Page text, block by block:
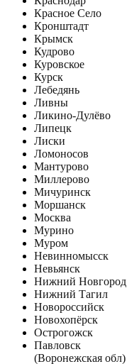
Красное Село
Кронштадт
Крымск
Кудрово
Куровское
Курск
Лебедянь
Ливны
Ликино-Дулёво
Липецк
Лиски
Ломоносов
Мантурово
Миллерово
Мичуринск
Моршанск
Москва
Мурино
Муром
Невинномысск
Невьянск
Нижний Новгород
Нижний Тагил
Новороссийск
Новохопёрск
Острогожск
Павловск
(Воронежская обл)